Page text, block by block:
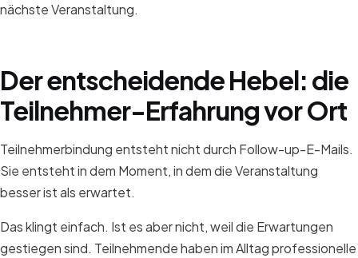
nächste Veranstaltung.
Der entscheidende Hebel: die
Teilnehmer-Erfahrung vor Ort
Teilnehmerbindung entsteht nicht durch Follow-up-E-Mails.
Sie entsteht in dem Moment, in dem die Veranstaltung
besser ist als erwartet.
Das klingt einfach. Ist es aber nicht, weil die Erwartungen
gestiegen sind. Teilnehmende haben im Alltag professionelle